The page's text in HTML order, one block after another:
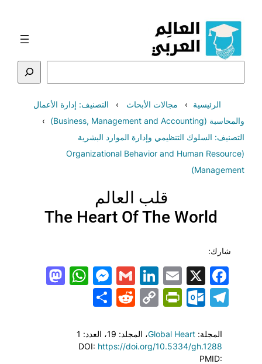
المحتوى
الرئيسية مجالات الأبحاث
التصنيف: إدارة الأعمال
والمحاسبة (Business, Management and Accounting)
التصنيف: السلوك التنظيمي وإدارة الموارد البشرية
(Organizational Behavior and Human Resource
Management)
قلب العالم
The Heart Of The World
شارك:
Facebook
X
Email
LinkedIn
Gmail
Telegram
Outlook.com
PrintFriendly
Copy
Reddit
Share
المجلة: Global Heart، المجلد: 19
، العدد: 1
DOI: https://doi.org/10.5334/gh.1288
PMID: